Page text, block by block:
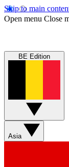
Skip to main
Open menu Close
BE Edition
Asia